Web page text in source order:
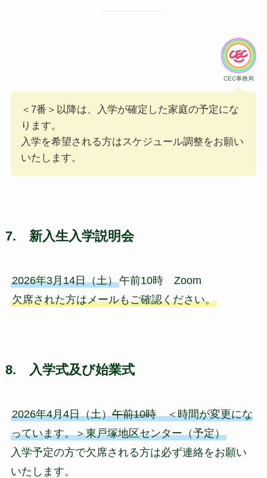
CEC事務局
＜7番＞以降は、入学が確定した家庭の予定にな
ります。
入学を希望される方はスケジュール調整をお願い
いたします。
7. 新入生入学説明会
2026年3月14日（土）午前10時 Zoom
欠席された方はメールもご確認ください。
8. 入学式及び始業式
2026年4月4日（土）午前10時＜時間が変更にな
っています。＞東戸塚地区センター（予定）
入学予定の方で欠席される方は必ず連絡をお願い
いたします。